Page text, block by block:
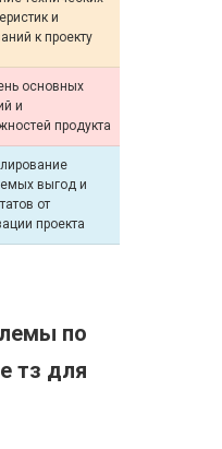
и
к проекту
основных
и
продукта
выгод и
от
проекта
по
тз для